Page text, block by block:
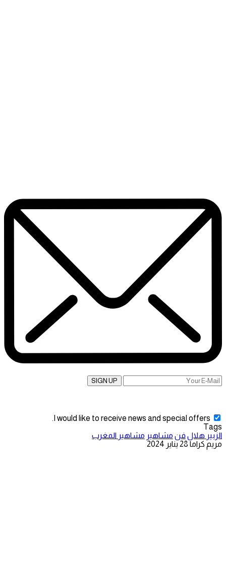
SIGN UP
I would like to receive news and special offers.
Tags
الزبير هلال فن مشاهير مشاهير المغرب
مريم كراما 28 يناير 2024